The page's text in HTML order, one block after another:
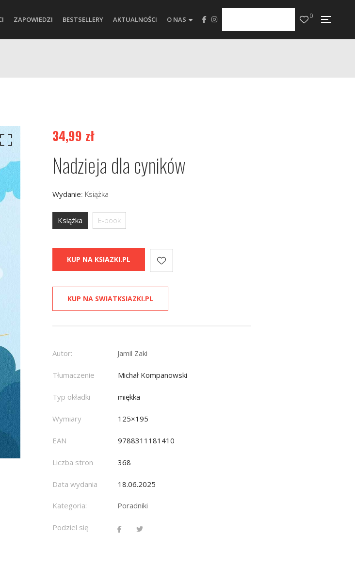
ZAPOWIEDZI BESTSELLERY AKTUALNOŚCI O NAS 0
34,99 zł
Nadzieja dla cyników
Wydanie: Książka
Książka E-book
KUP NA KSIAZKI.PL
KUP NA SWIATKSIAZKI.PL
Autor: Jamil Zaki
Tłumaczenie Michał Kompanowski
Typ okładki miękka
Wymiary 125×195
EAN 9788311181410
Liczba stron 368
Data wydania 18.06.2025
Kategoria: Poradniki
Podziel się